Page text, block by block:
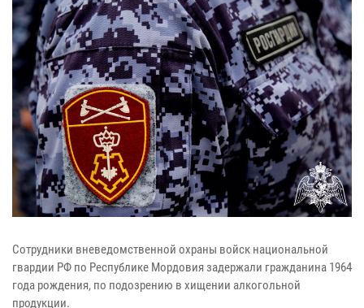
Сотрудники вневедомственной охраны войск национальной
гвардии РФ по Республике Мордовия задержали гражданина 1964
года рождения, по подозрению в хищении алкогольной
продукции.